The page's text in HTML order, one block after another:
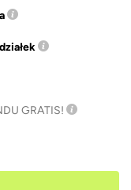
GRATIS!